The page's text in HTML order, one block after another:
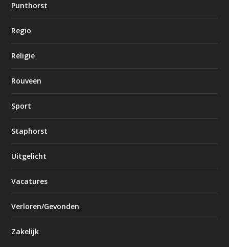
Punthorst
Regio
Religie
Rouveen
Sport
Staphorst
Uitgelicht
Vacatures
Verloren/Gevonden
Zakelijk